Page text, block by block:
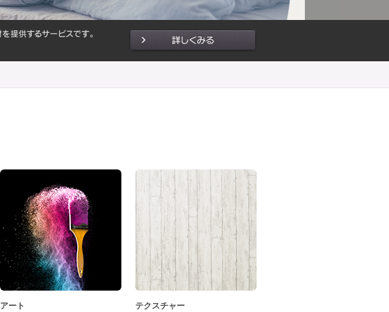
アート テクスチャー